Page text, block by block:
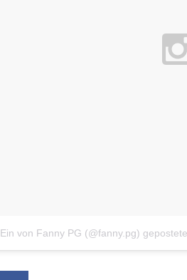
Ein von Fanny PG (@fanny.pg)